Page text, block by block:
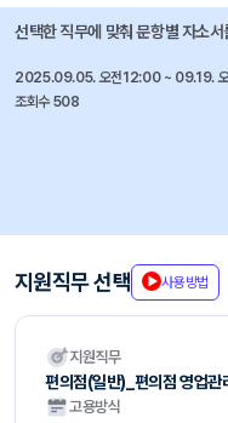
선택한 직무에 맞춰 문항별 자소
2025.09.05. 오전12:00 ~ 09.19.
조회수 508
지원직무 선택 사용방법
지원직무
편의점(일반)_편의점 영업
고용방식